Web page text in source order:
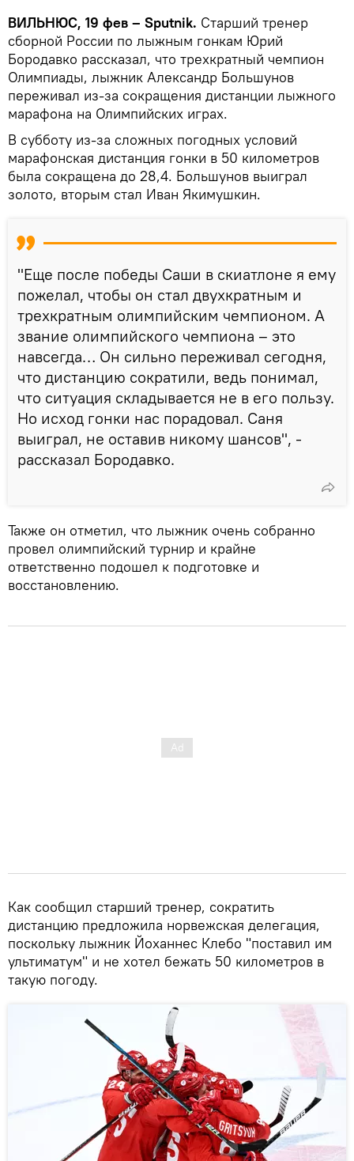
ВИЛЬНЮС, 19 фев – Sputnik. Старший тренер
сборной России по лыжным гонкам Юрий
Бородавко рассказал, что трехкратный чемпион
Олимпиады, лыжник Александр Большунов
переживал из-за сокращения дистанции лыжного
марафона на Олимпийских играх.
В субботу из-за сложных погодных условий
марафонская дистанция гонки в 50 километров
была сокращена до 28,4. Большунов выиграл
золото, вторым стал Иван Якимушкин.
"Еще после победы Саши в скиатлоне я ему
пожелал, чтобы он стал двухкратным и
трехкратным олимпийским чемпионом. А
звание олимпийского чемпиона – это
навсегда… Он сильно переживал сегодня,
что дистанцию сократили, ведь понимал,
что ситуация складывается не в его пользу.
Но исход гонки нас порадовал. Саня
выиграл, не оставив никому шансов", -
рассказал Бородавко.
Также он отметил, что лыжник очень собранно
провел олимпийский турнир и крайне
ответственно подошел к подготовке и
восстановлению.
Как сообщил старший тренер, сократить
дистанцию предложила норвежская делегация,
поскольку лыжник Йоханнес Клебо "поставил им
ультиматум" и не хотел бежать 50 километров в
такую погоду.